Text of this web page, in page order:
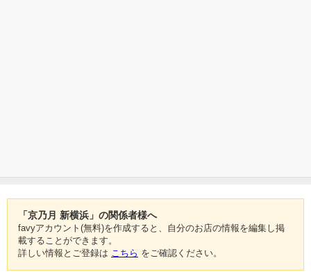
「京乃月 新横浜」の関係者様へ
favyアカウント(無料)を作成すると、自分のお店の情報を編集し掲
載することができます。
詳しい情報とご登録は こちら をご確認ください。